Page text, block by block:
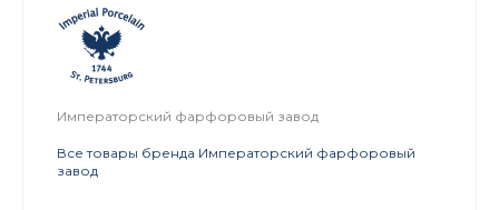
Императорский фарфоровый завод
Все товары бренда Императорский фарфоровый
завод